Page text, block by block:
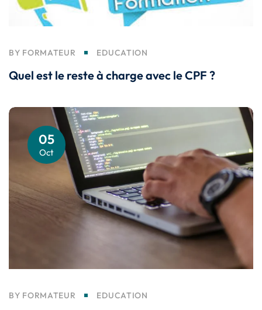
BY FORMATEUR EDUCATION
Quel est le reste à charge avec le CPF ?
05
Oct
BY FORMATEUR EDUCATION